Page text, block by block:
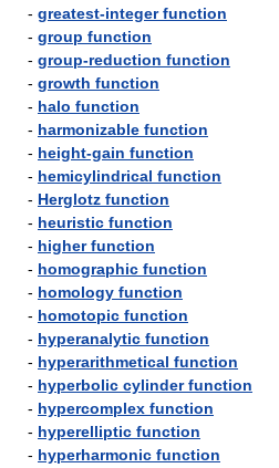
- greatest-integer function
- group function
- group-reduction function
- growth function
- halo function
- harmonizable function
- height-gain function
- hemicylindrical function
- Herglotz function
- heuristic function
- higher function
- homographic function
- homology function
- homotopic function
- hyperanalytic function
- hyperarithmetical function
- hyperbolic cylinder function
- hypercomplex function
- hyperelliptic function
- hyperharmonic function